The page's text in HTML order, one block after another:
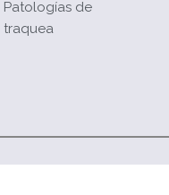
Patologías de
traquea